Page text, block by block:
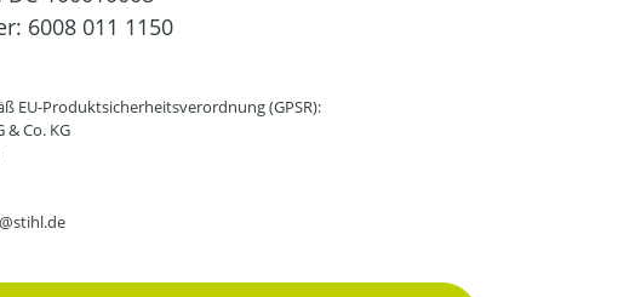
6008 011 1150
EU-Produktsicherheitsverordnung (GPSR):
& Co. KG